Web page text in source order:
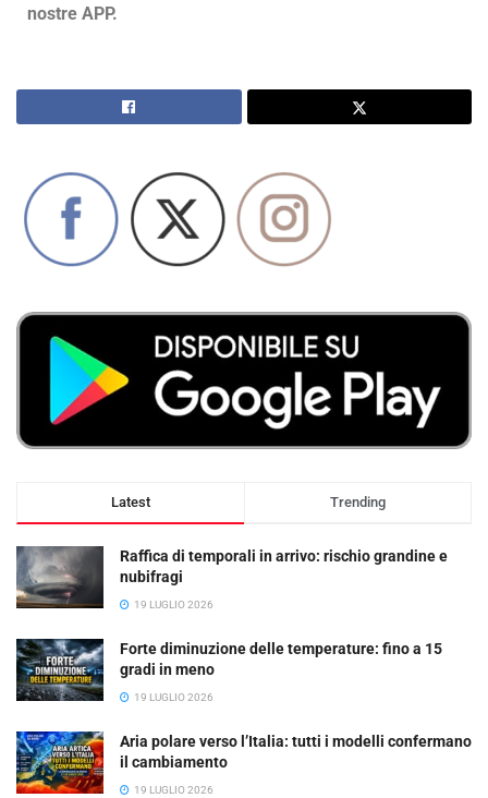
nostre APP.
Latest Trending
Raffica di temporali in arrivo: rischio grandine e
nubifragi
19 LUGLIO 2026
Forte diminuzione delle temperature: fino a 15
gradi in meno
19 LUGLIO 2026
Aria polare verso l’Italia: tutti i modelli confermano
il cambiamento
19 LUGLIO 2026